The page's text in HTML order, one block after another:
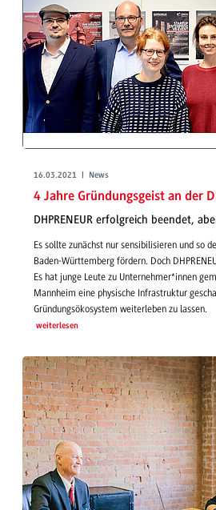
16.03.2021 | News
4 Jahre Gründungsgeist an der
DHPRENEUR erfolgreich beendet,
Es sollte zunächst nur sensibilisieren und so
Baden-Württemberg fördern. Doch
Es hat junge Leute zu Unternehmer*innen
Mannheim eine physische Infrastruktur
Gründungsökosystem weiterleben zu lassen.
weiterlesen